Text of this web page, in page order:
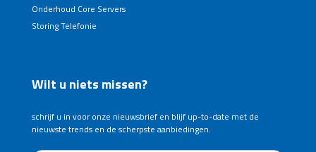
Onderhoud Core Servers
Storing Telefonie
Wilt u niets missen?
schrijf u in voor onze nieuwsbrief en blijf up-to-date met de
nieuwste trends en de scherpste aanbiedingen.